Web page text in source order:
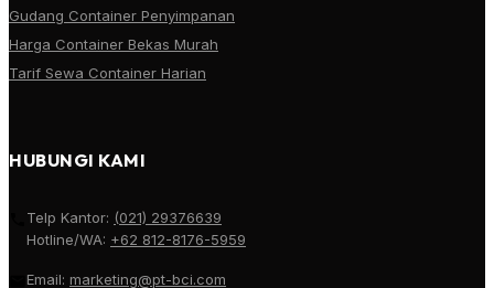
Gudang Container Penyimpanan
Harga Container Bekas Murah
Tarif Sewa Container Harian
HUBUNGI KAMI
Telp Kantor: (021) 29376639
Hotline/WA: +62 812-8176-5959
Email: marketing@pt-bci.com